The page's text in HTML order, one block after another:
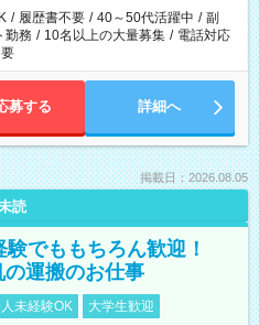
/ 履歴書不要 / 40～50代活躍中 / 副
勤務 / 10名以上の大量募集 / 電話対応
募する 詳細へ
掲載日：2026.08.05
読
でももちろん歓迎！
運搬のお仕事
未経験OK
大学生歓迎